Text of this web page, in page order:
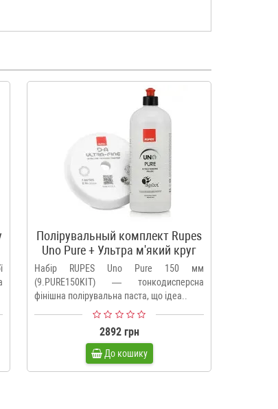
Полірувальный комплект Rupes
Uno Pure + Ультра м'який круг
Rupes 150 мм
Набір RUPES Uno Pure 150 мм
(9.PURE150KIT) — тонкодисперсна
фінішна полірувальна паста, що ідеа..
2892 грн
До кошику